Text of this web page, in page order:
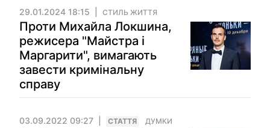
29.01.2024 18:15 СТИЛЬ ЖИТТЯ
Проти Михайла Локшина,
режисера "Майстра і
Маргарити", вимагають
завести кримінальну
справу
03.09.2022 09:27 СТАТТЯ ДУМКИ